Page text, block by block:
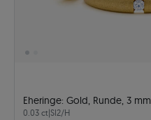
Eheringe: Gold, Runde, 3 mm
0.03 ct|SI2/H